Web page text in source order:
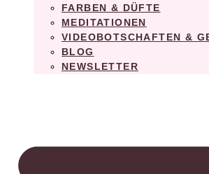
FARBEN & DÜFTE
MEDITATIONEN
VIDEOBOTSCHAFTEN &
BLOG
NEWSLETTER